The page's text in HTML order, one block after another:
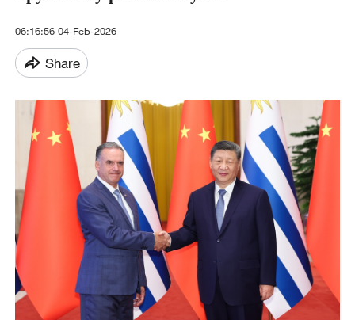
06:16:56 04-Feb-2026
Share